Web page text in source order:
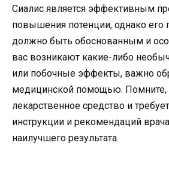
Сиалис является эффективным
повышения потенции, однако его
должно быть обоснованным и
вас возникают какие-либо
или побочные эффекты, важно
медицинской помощью. Помните,
лекарственное средство и
инструкции и рекомендаций
наилучшего результата.